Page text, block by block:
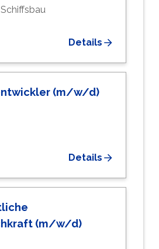
Details
(m/w/d)
Details
(m/w/d)